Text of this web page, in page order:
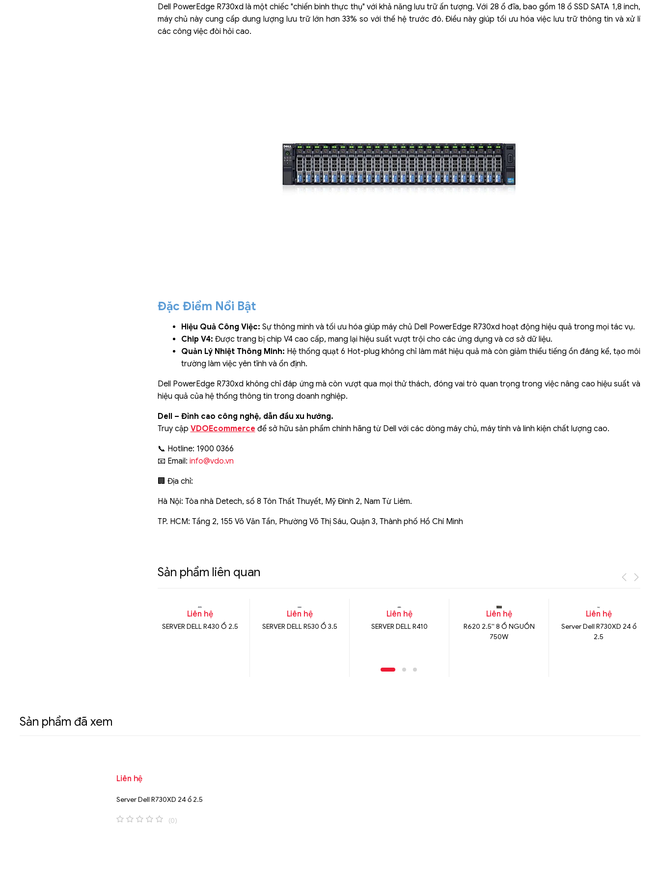
Dell PowerEdge R730xd là một chiếc "chiến binh thực thụ" với khả năng lưu trữ ấn tượng. Với 28 ổ đĩa, bao gồm 18 ổ SSD SATA 1,8 inch,
máy chủ này cung cấp dung lượng lưu trữ lớn hơn 33% so với thế hệ trước đó. Điều này giúp tối ưu hóa việc lưu trữ thông tin và xử lí
các công việc đòi hỏi cao.
Đặc Điểm Nổi Bật
Hiệu Quả Công Việc: Sự thông minh và tối ưu hóa giúp máy chủ Dell PowerEdge R730xd hoạt động hiệu quả trong mọi tác vụ.
Chip V4: Được trang bị chip V4 cao cấp, mang lại hiệu suất vượt trội cho các ứng dụng và cơ sở dữ liệu.
Quản Lý Nhiệt Thông Minh: Hệ thống quạt 6 Hot-plug không chỉ làm mát hiệu quả mà còn giảm thiểu tiếng ồn đáng kể, tạo môi
trường làm việc yên tĩnh và ổn định.
Dell PowerEdge R730xd không chỉ đáp ứng mà còn vượt qua mọi thử thách, đóng vai trò quan trọng trong việc nâng cao hiệu suất và
hiệu quả của hệ thống thông tin trong doanh nghiệp.
Dell – Đỉnh cao công nghệ, dẫn đầu xu hướng.
Truy cập VDOEcommerce để sở hữu sản phẩm chính hãng từ Dell với các dòng máy chủ, máy tính và linh kiện chất lượng cao.
📞 Hotline: 1900 0366
📧 Email: info@vdo.vn
🏢 Địa chỉ:
Hà Nội: Tòa nhà Detech, số 8 Tôn Thất Thuyết, Mỹ Đình 2, Nam Từ Liêm.
TP. HCM: Tầng 2, 155 Võ Văn Tần, Phường Võ Thị Sáu, Quận 3, Thành phố Hồ Chí Minh
Sản phẩm liên quan
Liên hệ
SERVER DELL R430 Ổ 2.5
Liên hệ
SERVER DELL R530 Ổ 3.5
Liên hệ
SERVER DELL R410
Liên hệ
R620 2.5'' 8 Ổ NGUỒN
750W
Liên hệ
Server Dell R730XD 24 ổ
2.5
Sản phẩm đã xem
Liên hệ
Server Dell R730XD 24 ổ 2.5
(0)